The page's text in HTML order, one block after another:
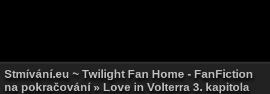
Stmívání.eu ~ Twilight Fan Home - FanFiction
na pokračování » Love in Volterra 3. kapitola